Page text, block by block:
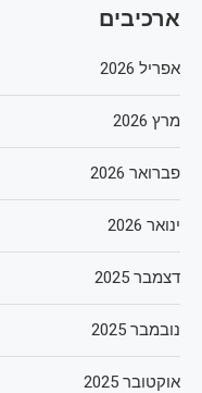
ארכיבים
אפריל 2026
מרץ 2026
פברואר 2026
ינואר 2026
דצמבר 2025
נובמבר 2025
אוקטובר 2025